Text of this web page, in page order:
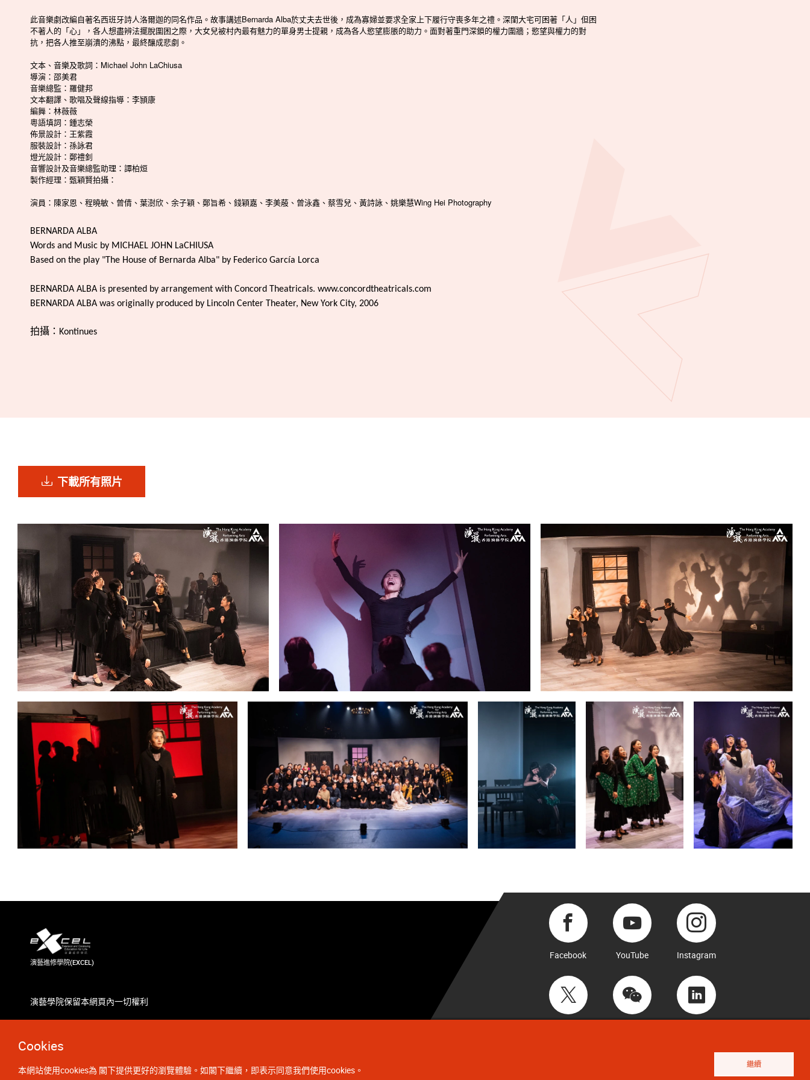
Cookies
本網站使用cookies為 閣下提供更好的瀏覽體驗。如閣下繼續，即表示同意我們使用cookies。
繼續
此音樂劇改編自著名西班牙詩人洛爾迦的同名作品。故事講述Bernarda Alba於丈夫去世後，成為寡婦並要求全家上下履行守喪多年之禮。深閨大宅可困著「人」但困
不著人的「心」，各人想盡辨法擺脫圍困之際，大女兒被村內最有魅力的單身男士提親，成為各人慾望膨脹的助力。面對著重門深鎖的權力圍牆；慾望與權力的對
抗，把各人推至崩潰的沸點，最終釀成悲劇。
文本、音樂及歌詞：Michael John LaChiusa
導演：邵美君
音樂總監：羅健邦
文本翻譯、歌唱及聲線指導：李頴康
編舞：林薇薇
粵語填詞：鍾志榮
佈景設計：王紫霞
服裝設計：孫詠君
燈光設計：鄭禮釗
音響設計及音樂總監助理：譚柏烜
製作經理：甄穎賢拍攝：
演員：陳家恩、程曉敏、曾倩、葉澍欣、余子穎、鄭旨希、錢穎嘉、李美蒑、曾泳鑫、蔡雪兒、黃詩詠、姚樂慧Wing Hei Photography
BERNARDA ALBA
Words and Music by MICHAEL JOHN LaCHIUSA
Based on the play "The House of Bernarda Alba" by Federico García Lorca
BERNARDA ALBA is presented by arrangement with Concord Theatricals. www.concordtheatricals.com
BERNARDA ALBA was originally produced by Lincoln Center Theater, New York City, 2006
拍攝：Kontinues
下載所有照片
演藝進修學院(EXCEL)
演藝學院保留本網頁內一切權利
Facebook YouTube Instagram